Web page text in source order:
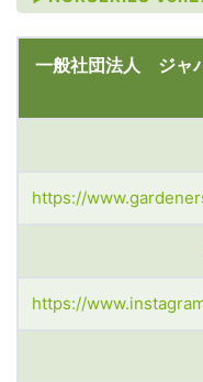
一般社団法人 ジャ
https://
https://